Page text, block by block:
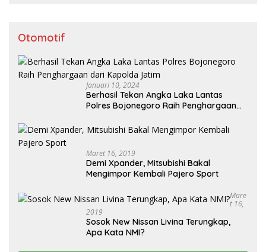
Otomotif
Januari 10, 2024
Berhasil Tekan Angka Laka Lantas
Polres Bojonegoro Raih Penghargaan
Maret 16, 2019
Demi Xpander, Mitsubishi Bakal
Mengimpor Kembali Pajero Sport
Mare
T 16,
2019
Sosok New Nissan Livina Terungkap,
Apa Kata NMI?